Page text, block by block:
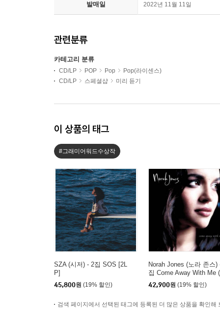
발매일 2022년 11월 11일
관련분류
카테고리 분류
CD/LP POP Pop
Pop(라이센스)
CD/LP
스페셜샵 미리 듣기
이 상품의 태그
#그래미어워드수상작
SZA (시저) - 2집 SOS [2L
P]
45,800원 (19% 할인)
Norah Jones (노라 존스)
집 Come Away With Me
th Anniversary)[LP]
42,900원 (19% 할인)
검색 페이지에서 선택된 태그에 등록된 더 많은 상품을 확인해